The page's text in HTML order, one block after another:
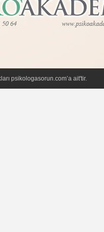
psikologasorun.com’a ait'tir.